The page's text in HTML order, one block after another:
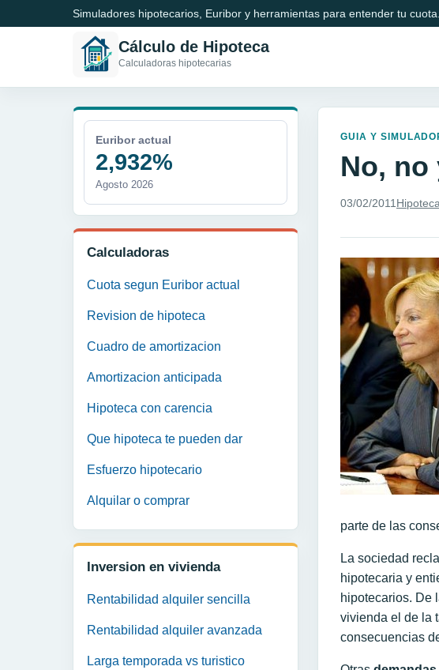
Simuladores hipotecarios, Euribor y herramientas para entender tu cuota.
Cálculo de Hipoteca
Calculadoras hipotecarias
Euribor actual
2,932%
Agosto 2026
Calculadoras
Cuota segun Euribor actual
Revision de hipoteca
Cuadro de amortizacion
Amortizacion anticipada
Hipoteca con carencia
Que hipoteca te pueden dar
Esfuerzo hipotecario
Alquilar o comprar
Inversion en vivienda
Rentabilidad alquiler sencilla
Rentabilidad alquiler avanzada
Larga temporada vs turistico
GUIA Y
No, no
03/02/2011
parte de las
La sociedad
hipotecaria y
hipotecarios. De
vivienda el de la
consecuencias